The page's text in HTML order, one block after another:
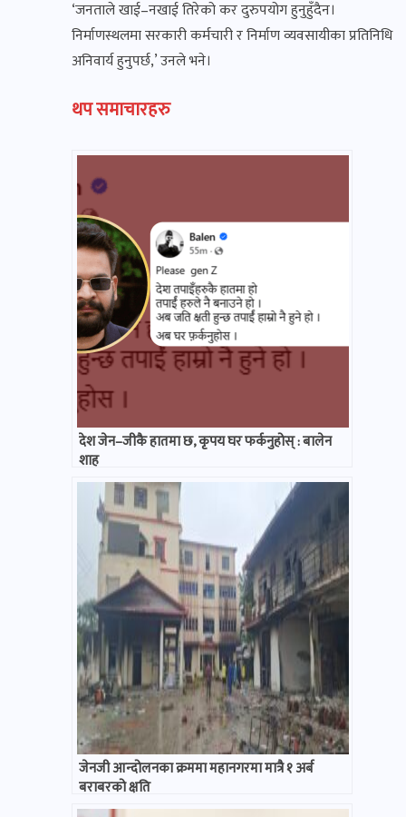
‘जनताले खाई–नखाई तिरेको कर दुरुपयोग हुनुहुँदैन।
निर्माणस्थलमा सरकारी कर्मचारी र निर्माण व्यवसायीका प्रतिनिधि
अनिवार्य हुनुपर्छ,’ उनले भने।
थप समाचारहरु
देश जेन–जीकै हातमा छ, कृपय घर फर्कनुहोस् : बालेन
शाह
जेनजी आन्दोलनका क्रममा महानगरमा मात्रै १ अर्ब
बराबरको क्षति